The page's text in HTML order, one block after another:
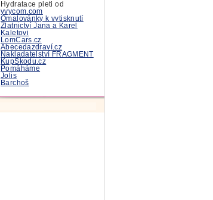
Hydratace pleti od
yvycom.com
Omalovánky k vytisknutí
Zlatnictví Jana a Karel
Kaletovi
LomCars.cz
Abecedazdraví.cz
Nakladatelství FRAGMENT
KupSkodu.cz
Pomáháme
Jolis
Barchoš